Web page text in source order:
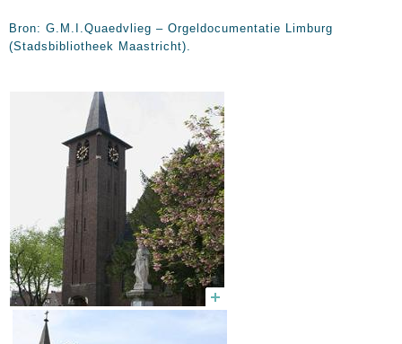
Bron: G.M.I.Quaedvlieg – Orgeldocumentatie Limburg
(Stadsbibliotheek Maastricht).